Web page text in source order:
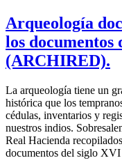
Arqueología
los documentos
(ARCHIRED).
La arqueología tiene un
histórica que los
cédulas, inventarios y
nuestros indios.
Real Hacienda
documentos del siglo